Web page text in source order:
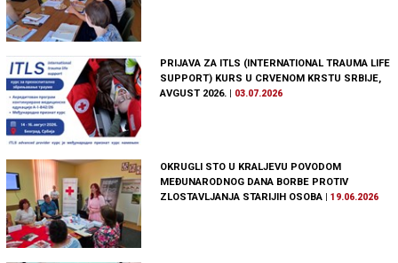
PRIJAVA ZA ITLS (INTERNATIONAL TRAUMA LIFE
SUPPORT) KURS U CRVENOM KRSTU SRBIJE,
AVGUST 2026.
03.07.2026
OKRUGLI STO U KRALJEVU POVODOM
MEĐUNARODNOG DANA BORBE PROTIV
ZLOSTAVLJANJA STARIJIH OSOBA |19.06.2026